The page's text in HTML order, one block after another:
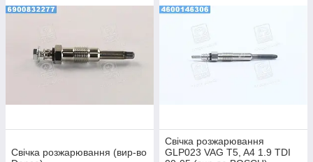
Свічка розжарювання (вир-во
Свічка розжарювання
GLP023 VAG T5, A4 1.9 TDI